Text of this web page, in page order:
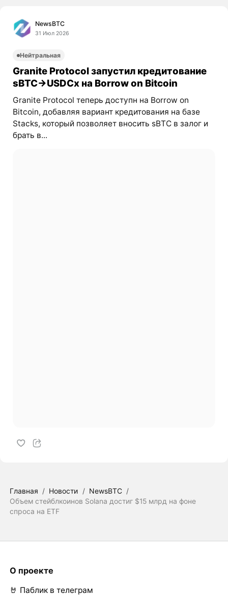
NewsBTC
31 Июл 2026
Нейтральная
Granite Protocol запустил кредитование
sBTC→USDCx на Borrow on Bitcoin
Granite Protocol теперь доступн на Borrow on
Bitcoin, добавляя вариант кредитования на базе
Stacks, который позволяет вносить sBTC в залог и
брать в...
Главная / Новости / NewsBTC /
Объем стейблкоинов Solana достиг $15 млрд на фоне
спроса на ETF
О проекте
🤘 Паблик в телеграм